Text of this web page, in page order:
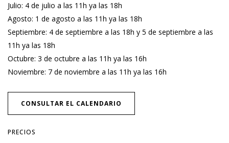
Julio: 4 de julio a las 11h ya las 18h
Agosto: 1 de agosto a las 11h ya las 18h
Septiembre: 4 de septiembre a las 18h y 5 de septiembre a las
11h ya las 18h
Octubre: 3 de octubre a las 11h ya las 16h
Noviembre: 7 de noviembre a las 11h ya las 16h
CONSULTAR EL CALENDARIO
PRECIOS